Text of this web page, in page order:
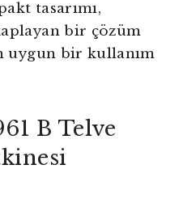
tasarımı,
bir çözüm
uygun bir kullanım
B Telve